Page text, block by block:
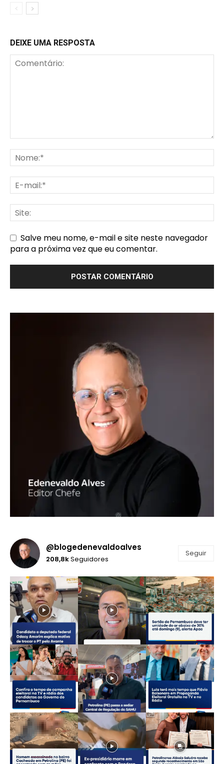
DEIXE UMA RESPOSTA
Salve meu nome, e-mail e site neste navegador
para a próxima vez que eu comentar.
@blogedenevaldoalves
208,8kSeguidores
Seguir